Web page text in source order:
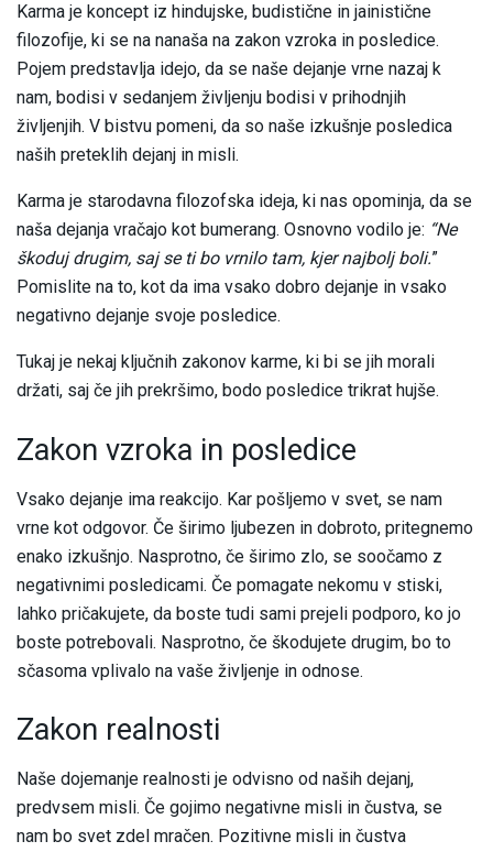
Karma je koncept iz hindujske, budistične in jainistične
filozofije, ki se na nanaša na zakon vzroka in posledice.
Pojem predstavlja idejo, da se naše dejanje vrne nazaj k
nam, bodisi v sedanjem življenju bodisi v prihodnjih
življenjih. V bistvu pomeni, da so naše izkušnje posledica
naših preteklih dejanj in misli.
Karma je starodavna filozofska ideja, ki nas opominja, da se
naša dejanja vračajo kot bumerang. Osnovno vodilo je: “Ne
škoduj drugim, saj se ti bo vrnilo tam, kjer najbolj boli.”
Pomislite na to, kot da ima vsako dobro dejanje in vsako
negativno dejanje svoje posledice.
Tukaj je nekaj ključnih zakonov karme, ki bi se jih morali
držati, saj če jih prekršimo, bodo posledice trikrat hujše.
Zakon vzroka in posledice
Vsako dejanje ima reakcijo. Kar pošljemo v svet, se nam
vrne kot odgovor. Če širimo ljubezen in dobroto, pritegnemo
enako izkušnjo. Nasprotno, če širimo zlo, se soočamo z
negativnimi posledicami. Če pomagate nekomu v stiski,
lahko pričakujete, da boste tudi sami prejeli podporo, ko jo
boste potrebovali. Nasprotno, če škodujete drugim, bo to
sčasoma vplivalo na vaše življenje in odnose.
Zakon realnosti
Naše dojemanje realnosti je odvisno od naših dejanj,
predvsem misli. Če gojimo negativne misli in čustva, se
nam bo svet zdel mračen. Pozitivne misli in čustva